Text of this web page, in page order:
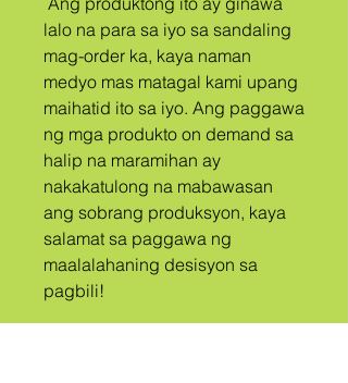
lalo na para sa iyo sa sandaling
mag-order ka, kaya naman
medyo mas matagal kami upang
maihatid ito sa iyo. Ang paggawa
ng mga produkto on demand sa
halip na maramihan ay
nakakatulong na mabawasan
ang sobrang produksyon, kaya
salamat sa paggawa ng
maalalahaning desisyon sa
pagbili!